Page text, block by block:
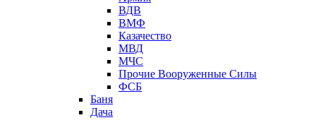
ВДВ
ВМФ
Казачество
МВД
МЧС
Прочие Вооруженные Силы
ФСБ
Баня
Дача